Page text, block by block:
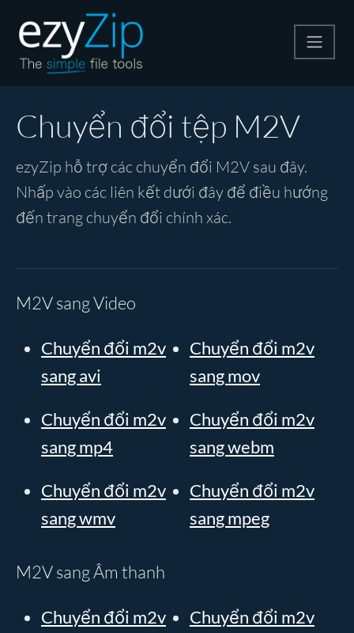
Công cụ chuyển đổi
Chuyển đổi tệp M2V
ezyZip hỗ trợ các chuyển đổi M2V sau đây.
Nhấp vào các liên kết dưới đây để điều hướng
đến trang chuyển đổi chính xác.
M2V sang Video
Chuyển đổi m2v
sang avi
Chuyển đổi m2v
sang mov
Chuyển đổi m2v
sang mp4
Chuyển đổi m2v
sang webm
Chuyển đổi m2v
sang wmv
Chuyển đổi m2v
sang mpeg
M2V sang Âm thanh
Chuyển đổi m2v
Chuyển đổi m2v